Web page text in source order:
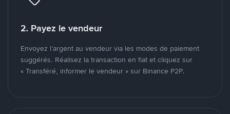
2. Payez le vendeur
Envoyez l’argent au vendeur via les modes de paiement
suggérés. Réalisez la transaction en fiat et cliquez sur
« Transféré, informer le vendeur » sur Binance P2P.